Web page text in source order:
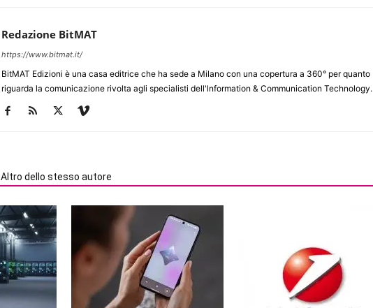
Redazione BitMAT
https://www.bitmat.it/
BitMAT Edizioni è una casa editrice che ha sede a Milano con una copertura a 360° per quanto
riguarda la comunicazione rivolta agli specialisti dell'lnformation & Communication Technology.
Altro dello stesso autore